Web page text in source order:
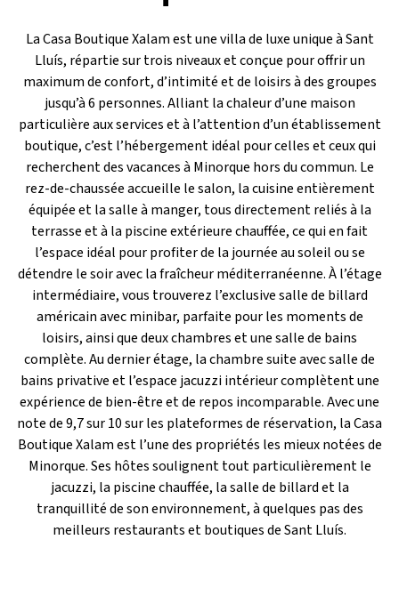
La Casa Boutique Xalam est une villa de luxe unique à Sant
Lluís, répartie sur trois niveaux et conçue pour offrir un
maximum de confort, d’intimité et de loisirs à des groupes
jusqu’à 6 personnes. Alliant la chaleur d’une maison
particulière aux services et à l’attention d’un établissement
boutique, c’est l’hébergement idéal pour celles et ceux qui
recherchent des vacances à Minorque hors du commun. Le
rez-de-chaussée accueille le salon, la cuisine entièrement
équipée et la salle à manger, tous directement reliés à la
terrasse et à la piscine extérieure chauffée, ce qui en fait
l’espace idéal pour profiter de la journée au soleil ou se
détendre le soir avec la fraîcheur méditerranéenne. À l’étage
intermédiaire, vous trouverez l’exclusive salle de billard
américain avec minibar, parfaite pour les moments de
loisirs, ainsi que deux chambres et une salle de bains
complète. Au dernier étage, la chambre suite avec salle de
bains privative et l’espace jacuzzi intérieur complètent une
expérience de bien-être et de repos incomparable. Avec une
note de 9,7 sur 10 sur les plateformes de réservation, la Casa
Boutique Xalam est l’une des propriétés les mieux notées de
Minorque. Ses hôtes soulignent tout particulièrement le
jacuzzi, la piscine chauffée, la salle de billard et la
tranquillité de son environnement, à quelques pas des
meilleurs restaurants et boutiques de Sant Lluís.